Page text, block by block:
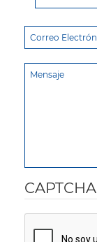
CAPTCHA